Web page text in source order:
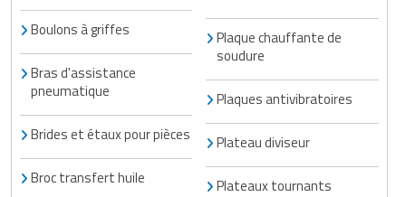
Boulons à griffes
Bras d'assistance
pneumatique
Brides et étaux pour pièces
Broc transfert huile
Plaque chauffante de
soudure
Plaques antivibratoires
Plateau diviseur
Plateaux tournants